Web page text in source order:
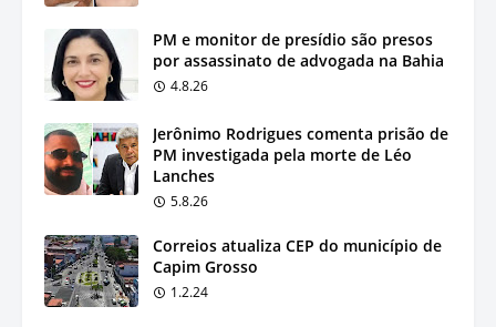
PM e monitor de presídio são presos
por assassinato de advogada na Bahia
4.8.26
Jerônimo Rodrigues comenta prisão de
PM investigada pela morte de Léo
Lanches
5.8.26
Correios atualiza CEP do município de
Capim Grosso
1.2.24